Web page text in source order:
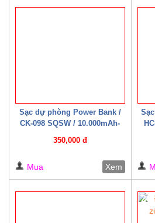
Sạc dự phòng Power Bank /
CK-098 SQSW / 10.000mAh-
350,000 đ
Mua Xem